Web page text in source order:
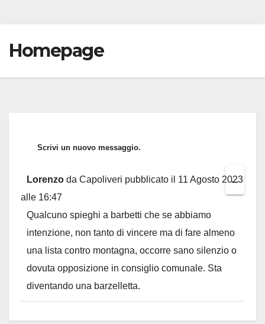
Homepage
Lorenzo da Capoliveri pubblicato il 11 Agosto 2023
alle 16:47
Qualcuno spieghi a barbetti che se abbiamo
intenzione, non tanto di vincere ma di fare almeno
una lista contro montagna, occorre sano silenzio o
dovuta opposizione in consiglio comunale. Sta
diventando una barzelletta.
...Toggle
this